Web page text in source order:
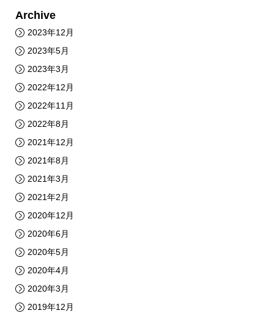
Archive
2023年12月
2023年5月
2023年3月
2022年12月
2022年11月
2022年8月
2021年12月
2021年8月
2021年3月
2021年2月
2020年12月
2020年6月
2020年5月
2020年4月
2020年3月
2019年12月